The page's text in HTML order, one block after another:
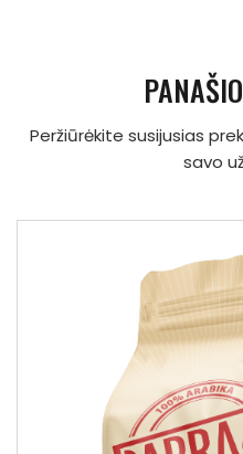
Peržiūrėkite susijusias
savo